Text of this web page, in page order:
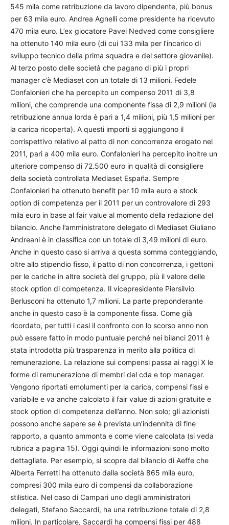
545 mila come retribuzione da lavoro dipendente, più bonus
per 63 mila euro. Andrea Agnelli come presidente ha ricevuto
470 mila euro. L’ex giocatore Pavel Nedved come consigliere
ha ottenuto 140 mila euro (di cui 133 mila per l’incarico di
sviluppo tecnico della prima squadra e del settore giovanile).
Al terzo posto delle società che pagano di più i propri
manager c’è Mediaset con un totale di 13 milioni. Fedele
Confalonieri che ha percepito un compenso 2011 di 3,8
milioni, che comprende una componente fissa di 2,9 milioni (la
retribuzione annua lorda è pari a 1,4 milioni, più 1,5 milioni per
la carica ricoperta). A questi importi si aggiungono il
corrispettivo relativo al patto di non concorrenza erogato nel
2011, pari a 400 mila euro. Confalonieri ha percepito inoltre un
ulteriore compenso di 72.500 euro in qualità di consigliere
della società controllata Mediaset España. Sempre
Confalonieri ha ottenuto benefit per 10 mila euro e stock
option di competenza per il 2011 per un controvalore di 293
mila euro in base al fair value al momento della redazione del
bilancio. Anche l’amministratore delegato di Mediaset Giuliano
Andreani è in classifica con un totale di 3,49 milioni di euro.
Anche in questo caso si arriva a questa somma conteggiando,
oltre allo stipendio fisso, il patto di non concorrenza, i gettoni
per le cariche in altre società del gruppo, più il valore delle
stock option di competenza. Il vicepresidente Piersilvio
Berlusconi ha ottenuto 1,7 milioni. La parte preponderante
anche in questo caso è la componente fissa. Come già
ricordato, per tutti i casi il confronto con lo scorso anno non
può essere fatto in modo puntuale perché nei bilanci 2011 è
stata introdotta più trasparenza in merito alla politica di
remunerazione. La relazione sui compensi passa ai raggi X le
forme di remunerazione di membri del cda e top manager.
Vengono riportati emolumenti per la carica, compensi fissi e
variabile e va anche calcolato il fair value di azioni gratuite e
stock option di competenza dell’anno. Non solo; gli azionisti
possono anche sapere se è prevista un’indennità di fine
rapporto, a quanto ammonta e come viene calcolata (si veda
rubrica a pagina 15). Oggi quindi le informazioni sono molto
dettagliate. Per esempio, si scopre dal bilancio di Aeffe che
Alberta Ferretti ha ottenuto dalla società 865 mila euro,
compresi 300 mila euro di compensi da collaborazione
stilistica. Nel caso di Campari uno degli amministratori
delegati, Stefano Saccardi, ha una retribuzione totale di 2,8
milioni. In particolare, Saccardi ha compensi fissi per 488